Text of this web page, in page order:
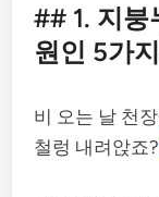
## 1. 지붕
원인 5가
비 오는 날 천
철렁 내려앉죠